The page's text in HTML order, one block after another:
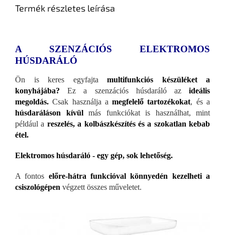
Termék részletes leírása
A SZENZÁCIÓS ELEKTROMOS
HÚSDARÁLÓ
Ön is keres egyfajta multifunkciós készüléket a
konyhájába? Ez a szenzációs húsdaráló az ideális
megoldás. Csak használja amegfelelő tartozékokat, és a
húsdaráláson kívülmás funkciókat is használhat, mint
például a reszelés, a kolbászkészítés és a szokatlan kebab
étel.
Elektromos húsdaráló - egy gép, sok lehetőség.
A fontos előre-hátra funkcióval könnyedén kezelheti a
csiszológépen végzett összes műveletet.